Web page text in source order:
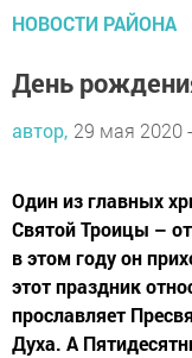
НОВОСТИ РАЙОНА
День
автор, 29 мая 2020
Один из главных
Святой Троицы –
в этом году он
этот праздник
прославляет
Духа. А